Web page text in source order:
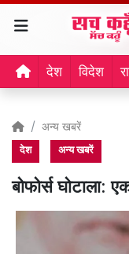
देश विदेश
अन्य खबरें
देश अन्य खबरें
बोफोर्स घोटाला: